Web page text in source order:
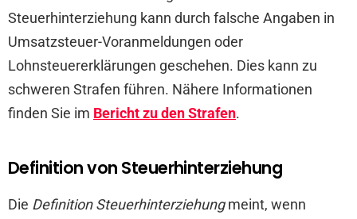
Steuerhinterziehung kann durch falsche Angaben in
Umsatzsteuer-Voranmeldungen oder
Lohnsteuererklärungen geschehen. Dies kann zu
schweren Strafen führen. Nähere Informationen
finden Sie im Bericht zu den Strafen.
Definition von Steuerhinterziehung
Die Definition Steuerhinterziehungmeint, wenn